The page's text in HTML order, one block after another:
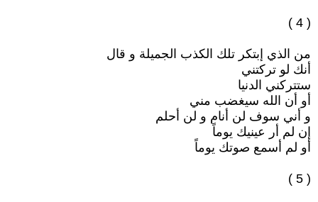
( 4 )
من الذي إبتكر تلك الكذب الجميلة و قال
أنك لو تركتني
ستتركني الدنيا
أو أن الله سيغضب مني
و أني سوف لن أنام و لن أحلم
إن لم أر عينيك يوماً
أو لم أسمع صوتك يوماً
( 5 )